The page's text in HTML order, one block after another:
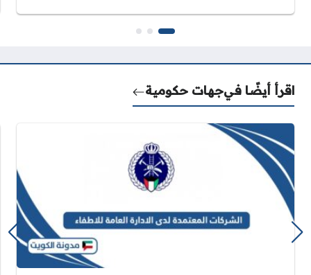
اقرأ أيضًا فيجهات حكومية